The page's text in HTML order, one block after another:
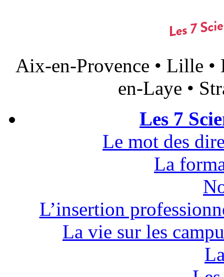
Aix-en-Provence • Lille •
en-Laye •
Les 7
Le mot des
La
L’insertion
La vie sur les